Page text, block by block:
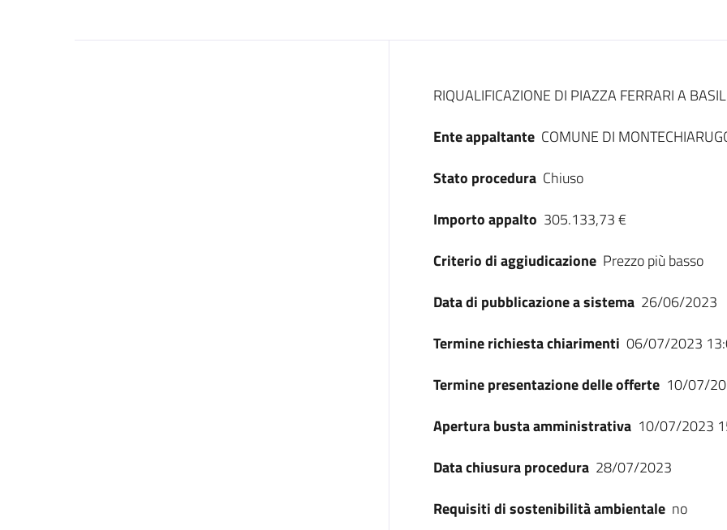
Dati del bando
RIQUALIFICAZIONE DI PIAZZA FERRARI A
Ente appaltante COMUNE DI
Stato procedura Chiuso
Importo appalto 305.133,73 €
Criterio di aggiudicazione Prezzo più basso
Data di pubblicazione a sistema 26/06/2023
Termine richiesta chiarimenti 06/07/2023
Termine presentazione delle offerte 10/07/
Apertura busta amministrativa 10/07/2023
Data chiusura procedura 28/07/2023
Requisiti di sostenibilità ambientale no